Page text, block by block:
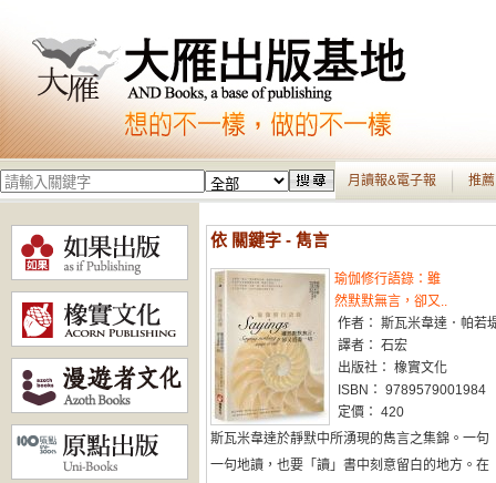
月讀報&電子報 推
依 關鍵字 - 雋言
瑜伽修行語錄：雖
然默默無言，卻又..
作者： 斯瓦米韋達．帕若
譯者： 石宏
出版社： 橡實文化
ISBN： 9789579001984
定價： 420
斯瓦米韋達於靜默中所湧現的雋言之集錦。一句
一句地讀，也要「讀」書中刻意留白的地方。在